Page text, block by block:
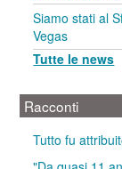
Siamo stati al
Vegas
Tutte le news
Racconti
Tutto fu